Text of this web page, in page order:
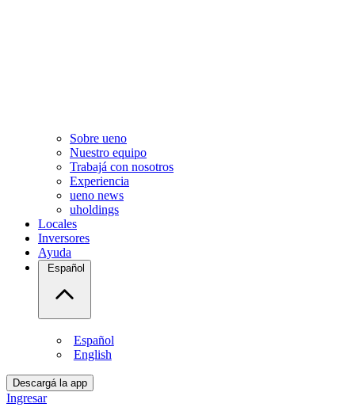
Sobre ueno
Nuestro equipo
Trabajá con nosotros
Experiencia
ueno news
uholdings
Locales
Inversores
Ayuda
Español
Español
English
Descargá la app
Ingresar